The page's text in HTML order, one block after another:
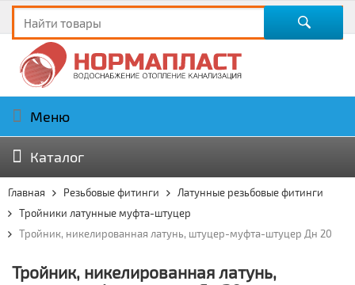
Меню
Каталог
Главная Резьбовые фитинги
Латунные резьбовые фитинги
Тройники латунные муфта-штуцер
Тройник, никелированная латунь, штуцер-муфта-штуцер Дн 20
Тройник, никелированная латунь,